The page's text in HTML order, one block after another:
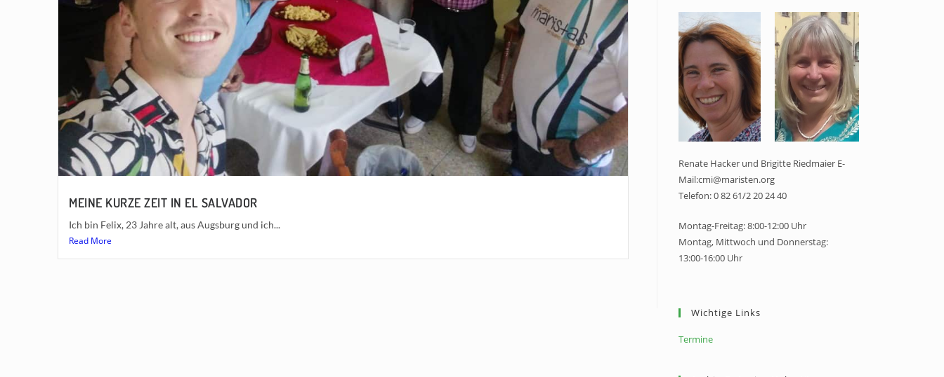
MEINE KURZE ZEIT IN EL SALVADOR
Ich bin Felix, 23 Jahre alt, aus Augsburg und ich...
Read More
Renate Hacker und Brigitte Riedmaier E-
Mail:cmi@maristen.org
Telefon: 0 82 61/2 20 24 40
Montag-Freitag: 8:00-12:00 Uhr
Montag, Mittwoch und Donnerstag:
13:00-16:00 Uhr
Wichtige Links
Termine